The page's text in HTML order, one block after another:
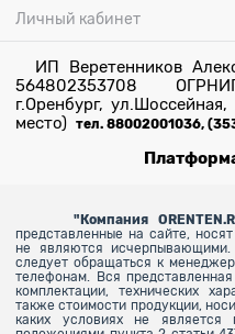
Личный кабинет
ИП Веретенников
564802353708
г.Оренбург,
место) тел. 88002001036,
" Компания
представленные на сайте,
не являются
следует обращаться к
телефонам. Вся
комплектации, технических
также стоимости продукции,
каких условиях не является